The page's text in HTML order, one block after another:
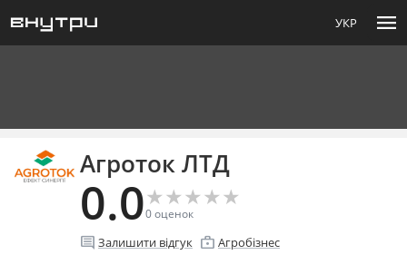
УКР menu
Агроток ЛТД
0.0★
★★
★★
★★
★★
★
0оценок
comment Залишити відгук enterprise Агробізнес